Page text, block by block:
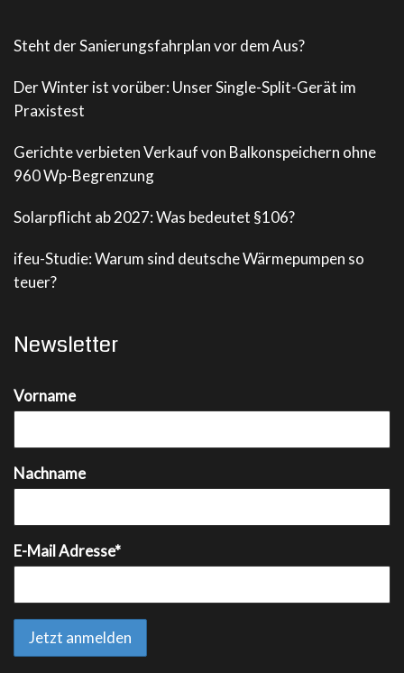
Steht der Sanierungsfahrplan vor dem Aus?
Der Winter ist vorüber: Unser Single-Split-Gerät im
Praxistest
Gerichte verbieten Verkauf von Balkonspeichern ohne
960 Wp-Begrenzung
Solarpflicht ab 2027: Was bedeutet §106?
ifeu-Studie: Warum sind deutsche Wärmepumpen so
teuer?
Newsletter
Vorname
Nachname
E-Mail Adresse*